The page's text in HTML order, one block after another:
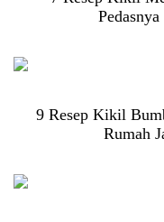
9 Resep Kikil
Rumah